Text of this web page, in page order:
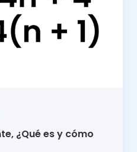
¿Qué es y cómo